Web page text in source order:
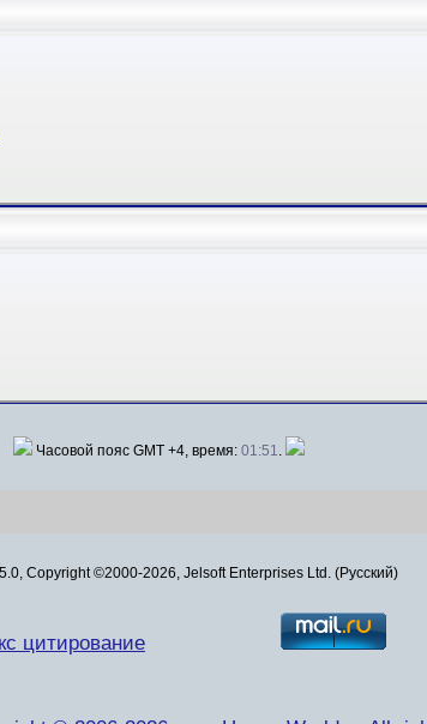
Часовой пояс GMT +4, время: 01:51
Copyright ©2000-2026, Jelsoft Enterprises Ltd. (Русский)